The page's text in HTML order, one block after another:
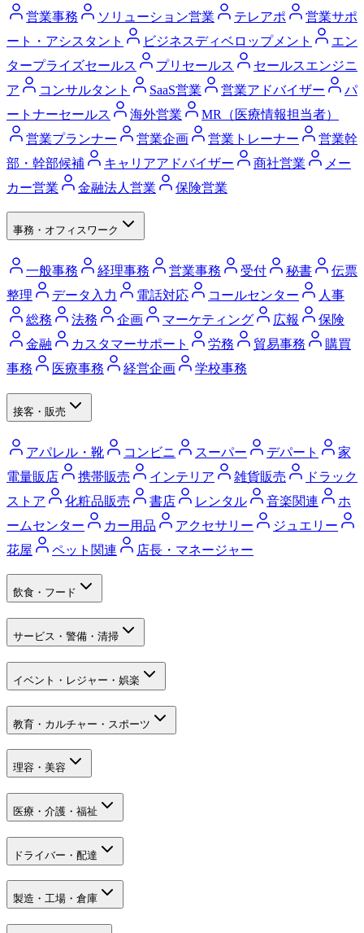
営業事務
ソリューション営業 テレアポ
営業サポ
ート・アシスタント
ビジネスディベロップメント
エン
タープライズセールス
プリセールス
セールスエンジニ
ア
コンサルタント SaaS営業 営業アドバイザー
パ
ートナーセールス
海外営業
MR（医療情報担当者）
営業プランナー
営業企画 営業トレーナー
営業幹
部・幹部候補
キャリアアドバイザー 商社営業
メー
カー営業
金融法人営業 保険営業
事務・オフィスワーク
一般事務 経理事務 営業事務 受付 秘書
伝票
整理
データ入力 電話対応 コールセンター
人事
総務
法務 企画 マーケティング 広報
保険
金融
カスタマーサポート 労務 貿易事務
購買
事務
医療事務 経営企画 学校事務
接客・販売
アパレル・靴 コンビニ スーパー デパート
家
電量販店
携帯販売 インテリア 雑貨販売
ドラック
ストア
化粧品販売 書店 レンタル 音楽関連
ホ
ームセンター
カー用品 アクセサリー
ジュエリー
花屋
ペット関連 店長・マネージャー
飲食・フード
サービス・警備・清掃
イベント・レジャー・娯楽
教育・カルチャー・スポーツ
理容・美容
医療・介護・福祉
ドライバー・配達
製造・工場・倉庫